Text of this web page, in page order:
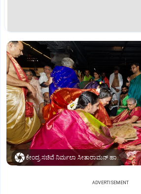
ಕೇಂದ್ರ ಸಚಿವೆ ನಿರ್ಮಲಾ ಸೀತಾರಾಮನ್‌ ಹಾಗೂ ಸುಧಾಮೂರ್ತಿಯವರಿಗೆ ಮಹಿಳೆಯರಿಂದ ಮಡಿಲು ತುಂಬಿಸುವ ಕಾರ್ಯಕ್ರಮ
ADVERTISEMENT